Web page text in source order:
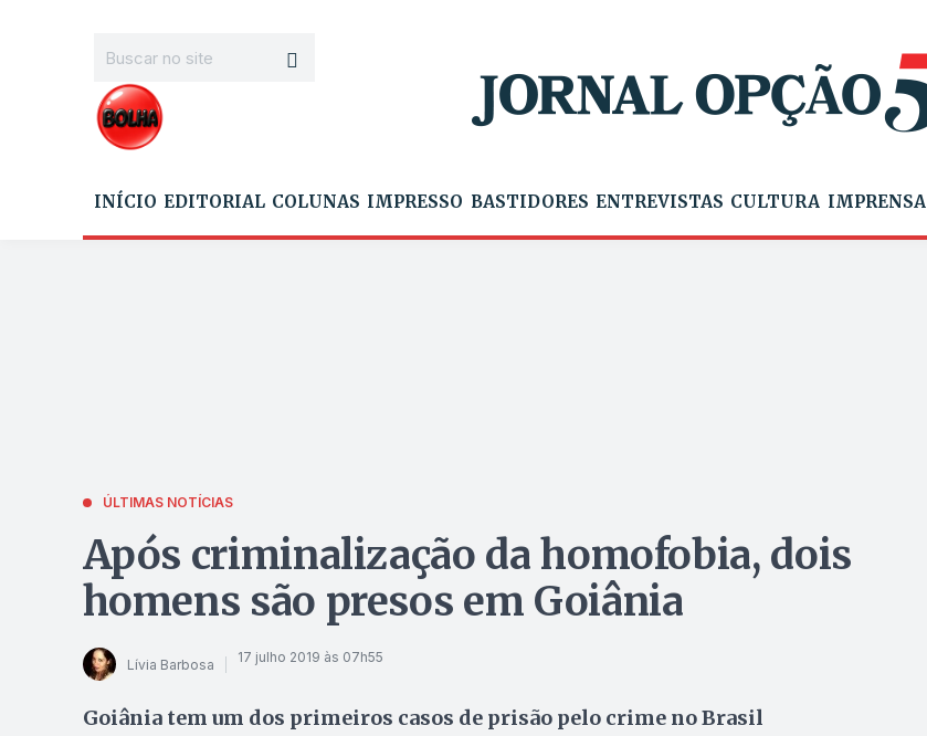
INÍCIO EDITORIAL COLUNAS IMPRESSO BASTIDORES ENTREVISTAS CULTURA IMPRENSA
ÚLTIMAS NOTÍCIAS
Após criminalização da homofobia, dois
homens são presos em Goiânia
Lívia Barbosa 17 julho 2019 às 07h55
Goiânia tem um dos primeiros casos de prisão pelo crime no Brasil